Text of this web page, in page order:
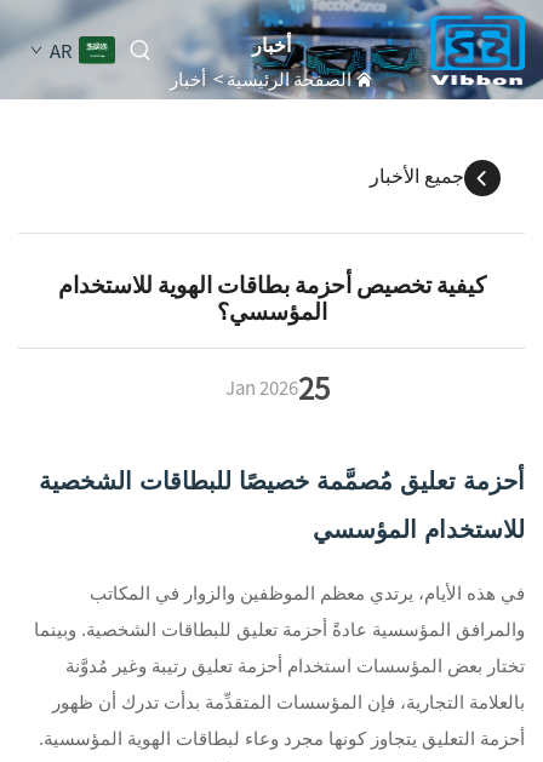
AR أخبار
الصفحة الرئيسية> أخبار
جميع الأخبار
كيفية تخصيص أحزمة بطاقات الهوية للاستخدام
المؤسسي؟
25
Jan 2026
أحزمة تعليق مُصمَّمة خصيصًا للبطاقات الشخصية
للاستخدام المؤسسي
في هذه الأيام، يرتدي معظم الموظفين والزوار في المكاتب
والمرافق المؤسسية عادةً أحزمة تعليق للبطاقات الشخصية. وبينما
تختار بعض المؤسسات استخدام أحزمة تعليق رتيبة وغير مُدوَّنة
بالعلامة التجارية، فإن المؤسسات المتقدِّمة بدأت تدرك أن ظهور
أحزمة التعليق يتجاوز كونها مجرد وعاء لبطاقات الهوية المؤسسية.